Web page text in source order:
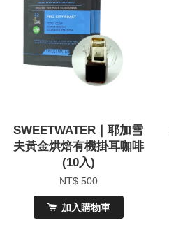
SWEETWATER｜耶加雪
夫黃金烘焙有機掛耳咖啡
(10入)
NT$ 500
加入購物車